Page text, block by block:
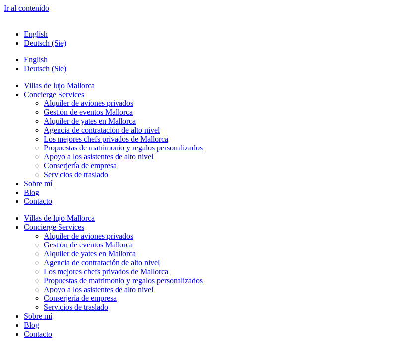
Ir al contenido
English
Deutsch (Sie)
English
Deutsch (Sie)
Villas de lujo Mallorca
Concierge Services
Alquiler de aviones privados
Gestión de eventos Mallorca
Alquiler de yates en Mallorca
Agencia de contratación de alto nivel
Los mejores chefs privados de Mallorca
Propuestas de matrimonio y regalos personalizados
Apoyo a los asistentes de alto nivel
Conserjería de empresa
Servicios de traslado
Sobre mí
Blog
Contacto
Villas de lujo Mallorca
Concierge Services
Alquiler de aviones privados
Gestión de eventos Mallorca
Alquiler de yates en Mallorca
Agencia de contratación de alto nivel
Los mejores chefs privados de Mallorca
Propuestas de matrimonio y regalos personalizados
Apoyo a los asistentes de alto nivel
Conserjería de empresa
Servicios de traslado
Sobre mí
Blog
Contacto